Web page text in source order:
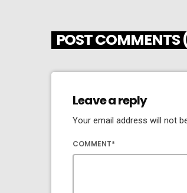
POST COMMENTS
Leave a reply
Your email address will not
COMMENT*